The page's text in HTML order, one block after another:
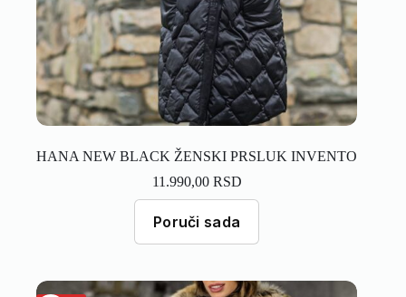
HANA NEW BLACK ŽENSKI PRSLUK INVENTO
11.990,00 RSD
Poruči sada